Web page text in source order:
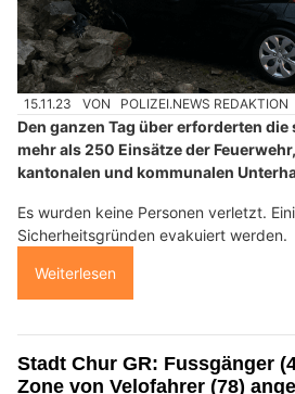
15.11.23 VON POLIZEI.NEWS REDAKTION
Den ganzen Tag über erforderten die
mehr als 250 Einsätze der
kantonalen und kommunalen
Es wurden keine Personen verletzt.
Sicherheitsgründen evakuiert werden.
Weiterlesen
Stadt Chur GR: Fussgänger
Zone von Velofahrer (78)